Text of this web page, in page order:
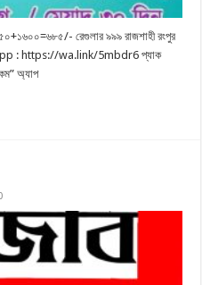
৫০+১৬০০=৬৮৫/- রেগুলার ৯৯৯ রাজশাহী রংপুর
: https://wa.link/5mbdr6 প্যাক
অ্যাপ